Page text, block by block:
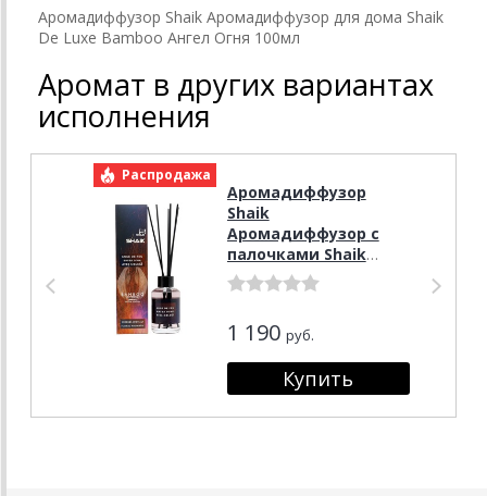
Аромадиффузор Shaik Аромадиффузор для дома Shaik
De Luxe Bamboo Ангел Огня 100мл
Аромат в других вариантах
исполнения
Распродажа
Аромадиффузор
Shaik
Аромадиффузор с
палочками Shaik
Bamboo Ангел Огня
100 ml
1 190 руб.